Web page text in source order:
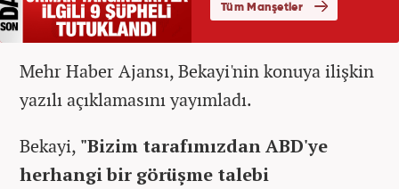
Mehr Haber Ajansı, Bekayi'nin konuya ilişkin
yazılı açıklamasını yayımladı.
Bekayi, "Bizim tarafımızdan ABD'ye
herhangi bir görüşme talebi